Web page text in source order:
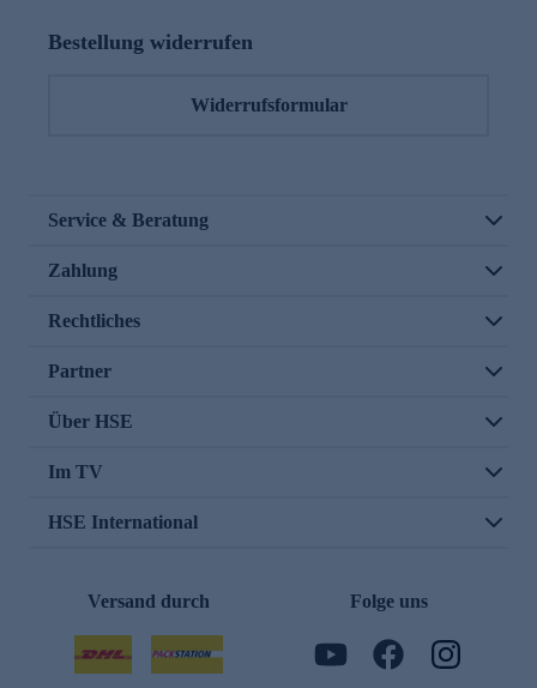
Bestellung widerrufen
Widerrufsformular
Service & Beratung
Zahlung
Rechtliches
Partner
Über HSE
Im TV
HSE International
Versand durch Folge uns